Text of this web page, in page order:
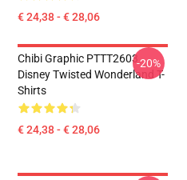
€ 24,38 - € 28,06
Chibi Graphic PTTT2603
Disney Twisted Wonderland T-
Shirts
€ 24,38 - € 28,06
-20%